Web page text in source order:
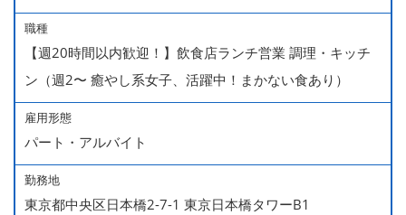
職種
【週20時間以内歓迎！】飲食店ランチ営業 調理・キッチ
ン（週2〜 癒やし系女子、活躍中！まかない食あり）
雇用形態
パート・アルバイト
勤務地
東京都中央区日本橋2-7-1 東京日本橋タワーB1